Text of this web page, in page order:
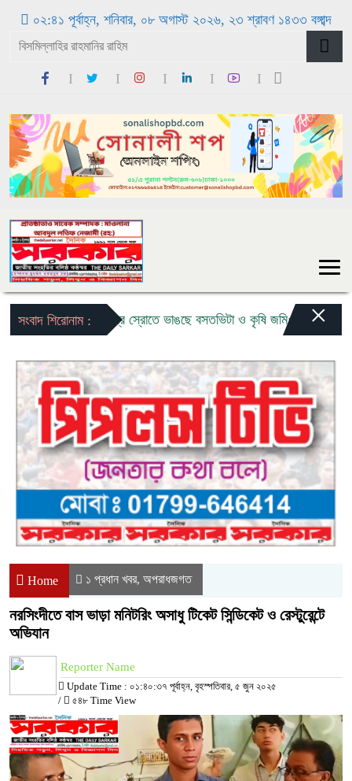
০২:৪১ পূর্বাহ্ন, শনিবার, ০৮ অগাস্ট ২০২৬, ২৩ শ্রাবণ ১৪৩৩ বঙ্গাব্দ
সংবাদ শিরোনাম :
বন্যার তীব্র স্রোতে ভাঙছে বসতভিটা ও কৃষি জমি: ৩ কন্যা ও ১
×
Home ১ প্রধান খবর, অপরাধজগত
নরসিংদীতে বাস ভাড়া মনিটরিং অসাধু টিকেট সিন্ডিকেট ও রেস্টুরেন্টে
অভিযান
Reporter Name
Update Time : ০১:৪০:৩৭ পূর্বাহ্ন, বৃহস্পতিবার, ৫ জুন ২০২৫
/
৫৪৮ Time View